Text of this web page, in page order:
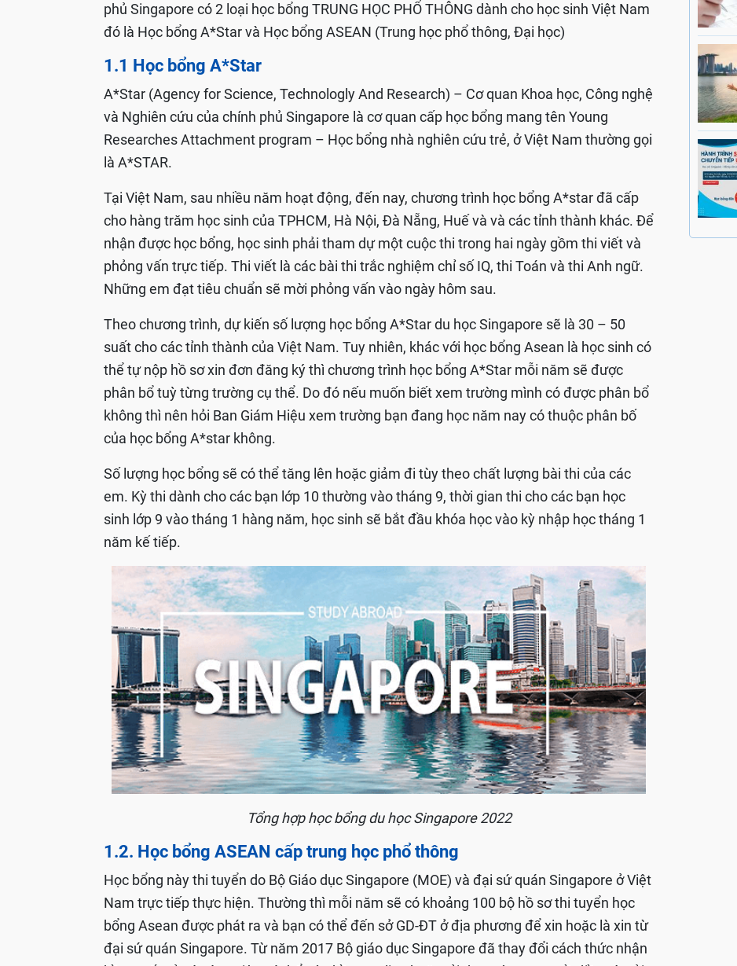
phủ Singapore có 2 loại học bổng TRUNG HỌC PHỔ THÔNG dành cho học sinh Việt Nam
đó là Học bổng A*Star và Học bổng ASEAN (Trung học phổ thông, Đại học)
1.1 Học bổng A*Star
A*Star (Agency for Science, Technologly And Research) – Cơ quan Khoa học, Công nghệ
và Nghiên cứu của chính phủ Singapore là cơ quan cấp học bổng mang tên Young
Researches Attachment program – Học bổng nhà nghiên cứu trẻ, ở Việt Nam thường gọi
là A*STAR.
Tại Việt Nam, sau nhiều năm hoạt động, đến nay, chương trình học bổng A*star đã cấp
cho hàng trăm học sinh của TPHCM, Hà Nội, Đà Nẵng, Huế và và các tỉnh thành khác. Để
nhận được học bổng, học sinh phải tham dự một cuộc thi trong hai ngày gồm thi viết và
phỏng vấn trực tiếp. Thi viết là các bài thi trắc nghiệm chỉ số IQ, thi Toán và thi Anh ngữ.
Những em đạt tiêu chuẩn sẽ mời phỏng vấn vào ngày hôm sau.
Theo chương trình, dự kiến số lượng học bổng A*Star du học Singapore sẽ là 30 – 50
suất cho các tỉnh thành của Việt Nam. Tuy nhiên, khác với học bổng Asean là học sinh có
thể tự nộp hồ sơ xin đơn đăng ký thì chương trình học bổng A*Star mỗi năm sẽ được
phân bổ tuỳ từng trường cụ thể. Do đó nếu muốn biết xem trường mình có được phân bổ
không thì nên hỏi Ban Giám Hiệu xem trường bạn đang học năm nay có thuộc phân bố
của học bổng A*star không.
Số lượng học bổng sẽ có thể tăng lên hoặc giảm đi tùy theo chất lượng bài thi của các
em. Kỳ thi dành cho các bạn lớp 10 thường vào tháng 9, thời gian thi cho các bạn học
sinh lớp 9 vào tháng 1 hàng năm, học sinh sẽ bắt đầu khóa học vào kỳ nhập học tháng 1
năm kế tiếp.
Tổng hợp học bổng du học Singapore 2022
1.2. Học bổng ASEAN cấp trung học phổ thông
Học bổng này thi tuyển do Bộ Giáo dục Singapore (MOE) và đại sứ quán Singapore ở Việt
Nam trực tiếp thực hiện. Thường thì mỗi năm sẽ có khoảng 100 bộ hồ sơ thi tuyển học
bổng Asean được phát ra và bạn có thể đến sở GD-ĐT ở địa phương để xin hoặc là xin từ
đại sứ quán Singapore. Từ năm 2017 Bộ giáo dục Singapore đã thay đổi cách thức nhận